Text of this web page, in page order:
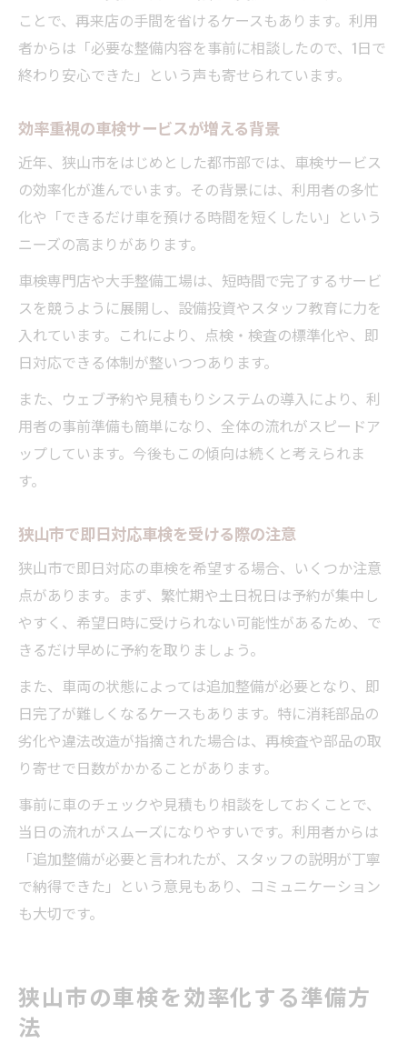
ことで、再来店の手間を省けるケースもあります。利用
者からは「必要な整備内容を事前に相談したので、1日で
終わり安心できた」という声も寄せられています。
効率重視の車検サービスが増える背景
近年、狭山市をはじめとした都市部では、車検サービス
の効率化が進んでいます。その背景には、利用者の多忙
化や「できるだけ車を預ける時間を短くしたい」という
ニーズの高まりがあります。
車検専門店や大手整備工場は、短時間で完了するサービ
スを競うように展開し、設備投資やスタッフ教育に力を
入れています。これにより、点検・検査の標準化や、即
日対応できる体制が整いつつあります。
また、ウェブ予約や見積もりシステムの導入により、利
用者の事前準備も簡単になり、全体の流れがスピードア
ップしています。今後もこの傾向は続くと考えられま
す。
狭山市で即日対応車検を受ける際の注意
狭山市で即日対応の車検を希望する場合、いくつか注意
点があります。まず、繁忙期や土日祝日は予約が集中し
やすく、希望日時に受けられない可能性があるため、で
きるだけ早めに予約を取りましょう。
また、車両の状態によっては追加整備が必要となり、即
日完了が難しくなるケースもあります。特に消耗部品の
劣化や違法改造が指摘された場合は、再検査や部品の取
り寄せで日数がかかることがあります。
事前に車のチェックや見積もり相談をしておくことで、
当日の流れがスムーズになりやすいです。利用者からは
「追加整備が必要と言われたが、スタッフの説明が丁寧
で納得できた」という意見もあり、コミュニケーション
も大切です。
狭山市の車検を効率化する準備方
法